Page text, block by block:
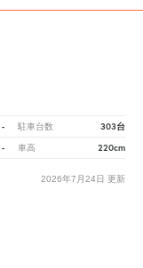
- 駐車台数 303台
- 車高 220cm
2026年7月24日 更新